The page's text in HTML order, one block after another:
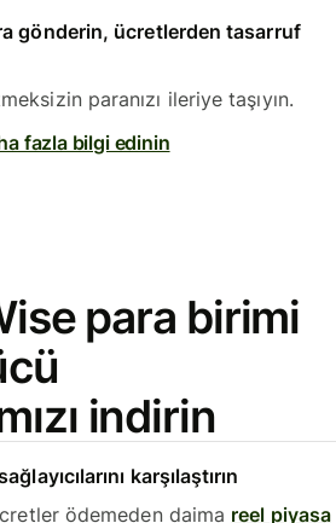
gönderin, ücretlerden tasarruf
paranızı ileriye taşıyın.
fazla bilgi edinin
para birimi
indirin
karşılaştırın
ödemeden daima reel piyasa